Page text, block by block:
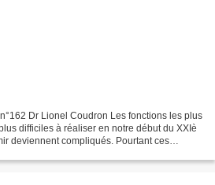
Dr Lionel Coudron Les fonctions les plus
difficiles à réaliser en notre début du XXIè
deviennent compliqués. Pourtant ces